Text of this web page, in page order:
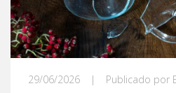
29/06/2026 | Publicado por